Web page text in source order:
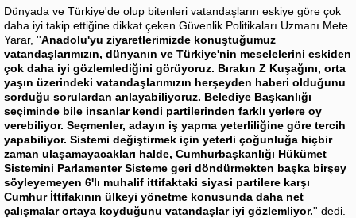
Dünyada ve Türkiye'de olup bitenleri vatandaşların eskiye göre çok
daha iyi takip ettiğine dikkat çeken Güvenlik Politikaları Uzmanı Mete
Yarar, ''Anadolu'yu ziyaretlerimizde konuştuğumuz
vatandaşlarımızın, dünyanın ve Türkiye'nin meselelerini eskiden
çok daha iyi gözlemlediğini görüyoruz. Bırakın Z Kuşağını, orta
yaşın üzerindeki vatandaşlarımızın herşeyden haberi olduğunu
sorduğu sorulardan anlayabiliyoruz. Belediye Başkanlığı
seçiminde bile insanlar kendi partilerinden farklı yerlere oy
verebiliyor. Seçmenler, adayın iş yapma yeterliliğine göre tercih
yapabiliyor. Sistemi değiştirmek için yeterli çoğunluğa hiçbir
zaman ulaşamayacakları halde, Cumhurbaşkanlığı Hükümet
Sistemini Parlamenter Sisteme geri döndürmekten başka birşey
söyleyemeyen 6'lı muhalif ittifaktaki siyasi partilere karşı
Cumhur İttifakının ülkeyi yönetme konusunda daha net
çalışmalar ortaya koyduğunu vatandaşlar iyi gözlemliyor.'' dedi.